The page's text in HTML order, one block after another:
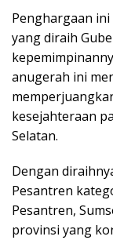
Penghargaan
yang diraih
anugerah ini
kesejahteraan
Selatan.
Dengan
Pesantren
Pesantren,
provinsi yang